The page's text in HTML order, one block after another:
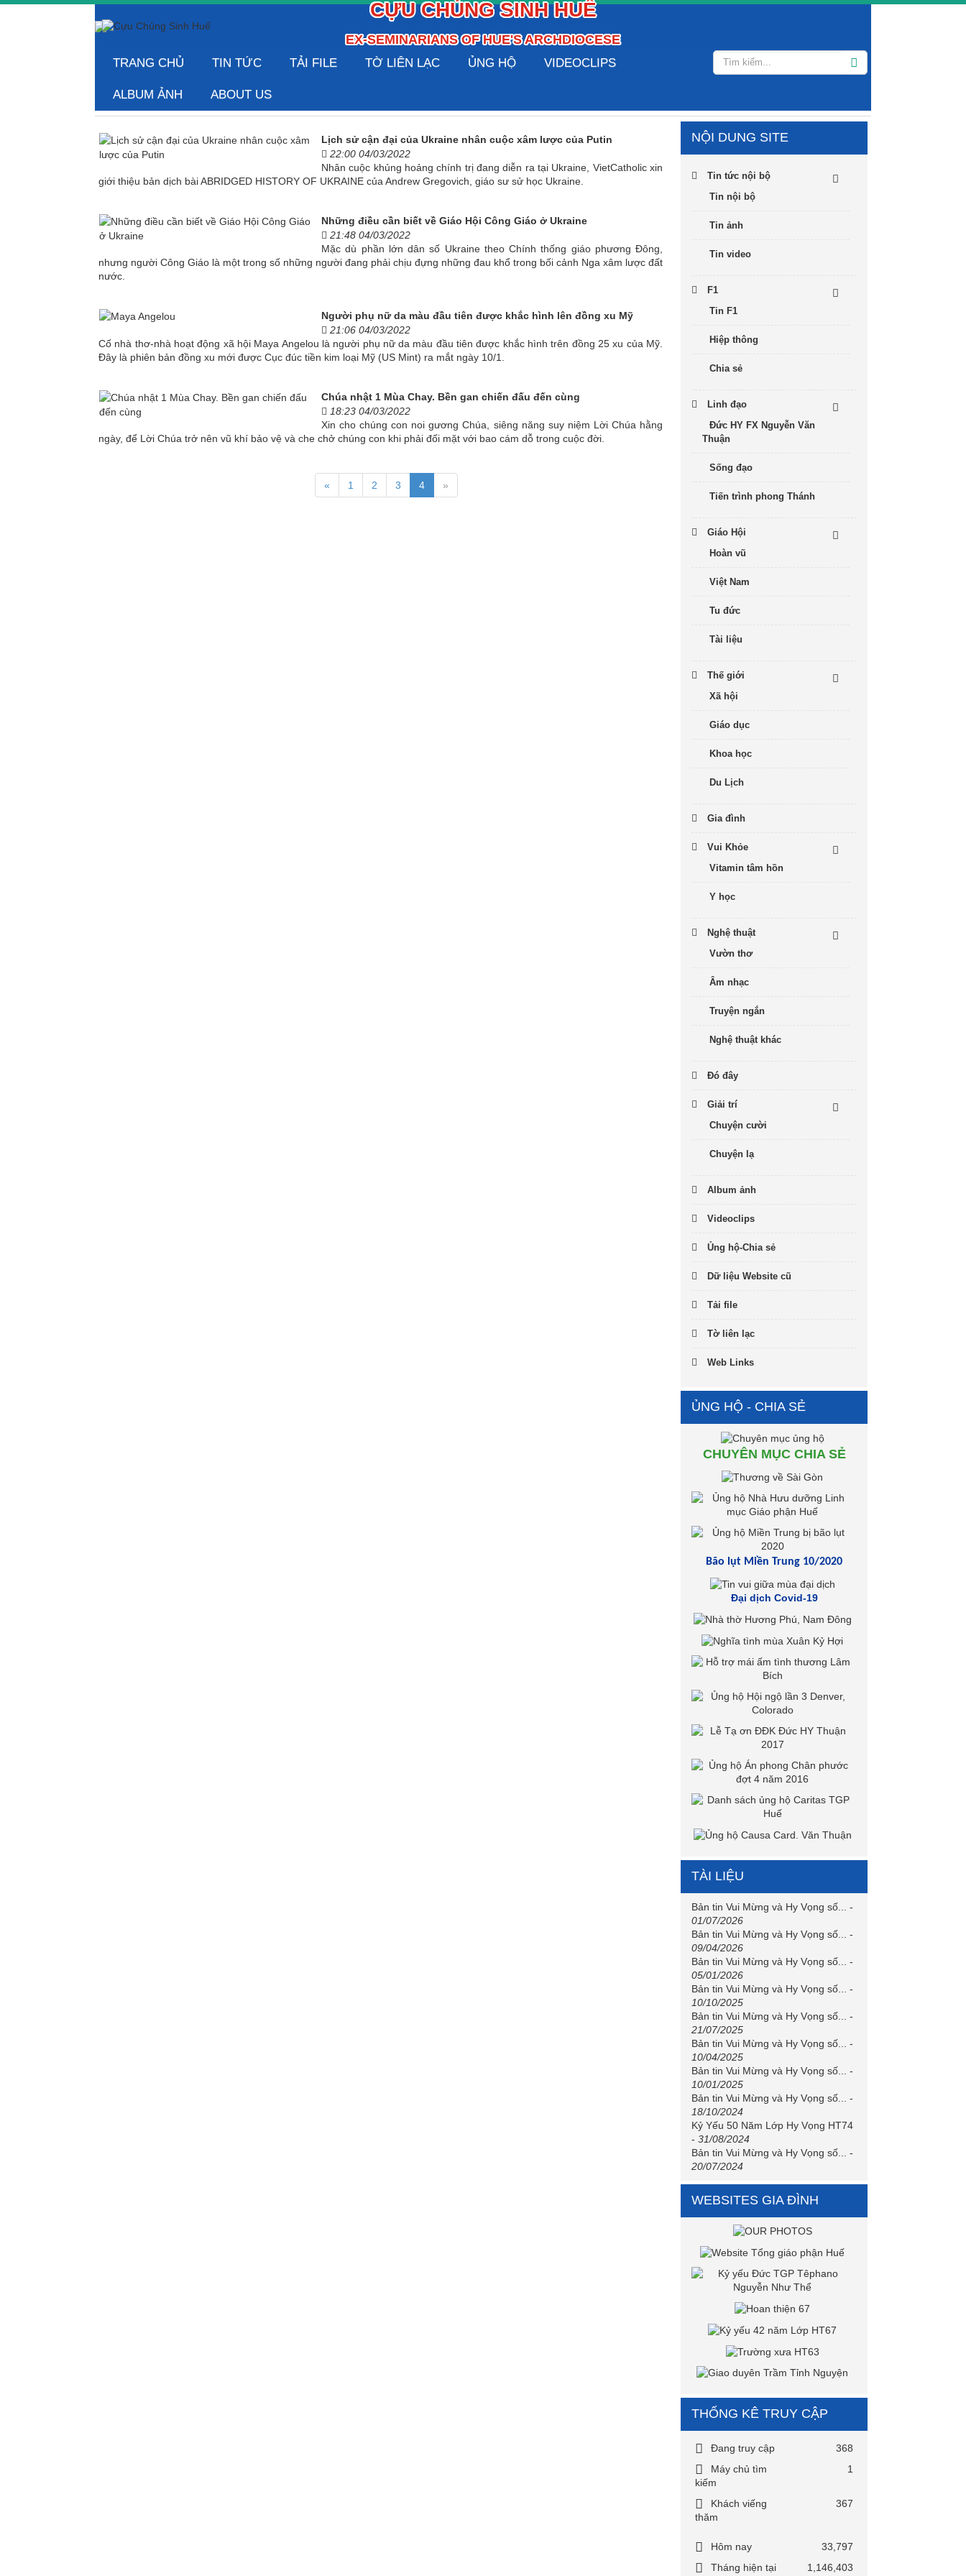
CỰU CHỦNG SINH HUẾ
EX-SEMINARIANS OF HUE'S ARCHDIOCESE
TRANG CHỦ TIN TỨC TẢI FILE TỜ LIÊN LẠC ỦNG HỘ VIDEOCLIPS
ALBUM ẢNH ABOUT US
Lịch sử cận đại của Ukraine nhân cuộc xâm lược của Putin
22:00 04/03/2022
Nhân cuộc khủng hoảng chính trị đang diễn ra tại Ukraine, VietCatholic xin
giới thiệu bản dịch bài ABRIDGED HISTORY OF UKRAINE của Andrew Gregovich, giáo sư sử học Ukraine.
Những điều cần biết về Giáo Hội Công Giáo ở Ukraine
21:48 04/03/2022
Mặc dù phần lớn dân số Ukraine theo Chính thống giáo phương Đông,
nhưng người Công Giáo là một trong số những người đang phải chịu đựng những đau khổ trong bối cảnh Nga xâm lược đất
nước.
Người phụ nữ da màu đầu tiên được khắc hình lên đồng xu Mỹ
21:06 04/03/2022
Cố nhà thơ-nhà hoạt động xã hội Maya Angelou là người phụ nữ da màu đầu tiên được khắc hình trên đồng 25 xu của Mỹ.
Đây là phiên bản đồng xu mới được Cục đúc tiền kim loại Mỹ (US Mint) ra mắt ngày 10/1.
Chúa nhật 1 Mùa Chay. Bền gan chiến đấu đến cùng
18:23 04/03/2022
Xin cho chúng con noi gương Chúa, siêng năng suy niệm Lời Chúa hằng
ngày, để Lời Chúa trở nên vũ khí bảo vệ và che chở chúng con khi phải đối mặt với bao cám dỗ trong cuộc đời.
« 1 2 3 4 »
NỘI DUNG SITE
Tin tức nội bộ
Tin nội bộ
Tin ảnh
Tin video
F1
Tin F1
Hiệp thông
Chia sẻ
Linh đạo
Đức HY FX Nguyễn Văn
Thuận
Sống đạo
Tiến trình phong Thánh
Giáo Hội
Hoàn vũ
Việt Nam
Tu đức
Tài liệu
Thế giới
Xã hội
Giáo dục
Khoa học
Du Lịch
Gia đình
Vui Khỏe
Vitamin tâm hồn
Y học
Nghệ thuật
Vườn thơ
Âm nhạc
Truyện ngắn
Nghệ thuật khác
Đó đây
Giải trí
Chuyện cười
Chuyện lạ
Album ảnh
Videoclips
Ủng hộ-Chia sẻ
Dữ liệu Website cũ
Tải file
Tờ liên lạc
Web Links
ỦNG HỘ - CHIA SẺ
CHUYÊN MỤC CHIA SẺ
Bão lụt Miền Trung 10/2020
Đại dịch Covid-19
TÀI LIỆU
Bản tin Vui Mừng và Hy Vọng số...
-
01/07/2026
Bản tin Vui Mừng và Hy Vọng số...
-
09/04/2026
Bản tin Vui Mừng và Hy Vọng số...
-
05/01/2026
Bản tin Vui Mừng và Hy Vọng số...
-
10/10/2025
Bản tin Vui Mừng và Hy Vọng số...
-
21/07/2025
Bản tin Vui Mừng và Hy Vọng số...
-
10/04/2025
Bản tin Vui Mừng và Hy Vọng số...
-
10/01/2025
Bản tin Vui Mừng và Hy Vọng số...
-
18/10/2024
Kỷ Yếu 50 Năm Lớp Hy Vọng HT74
- 31/08/2024
Bản tin Vui Mừng và Hy Vọng số...
-
20/07/2024
WEBSITES GIA ĐÌNH
THỐNG KÊ TRUY CẬP
Đang truy cập
368
Máy chủ tìm
kiếm
1
Khách viếng
thăm
367
Hôm nay
33,797
Tháng hiện tại
1,146,403